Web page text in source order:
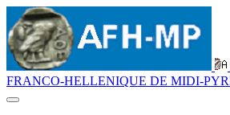
FRANCO-HELLENIQUE DE MIDI-